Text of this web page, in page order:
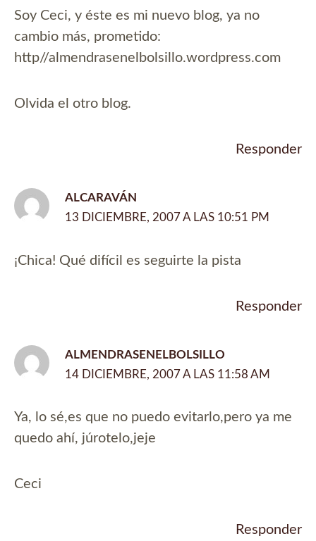
Soy Ceci, y éste es mi nuevo blog, ya no
cambio más, prometido:
http//almendrasenelbolsillo.wordpress.com
Olvida el otro blog.
Responder
ALCARAVÁN
13 DICIEMBRE, 2007 A LAS 10:51 PM
¡Chica! Qué difícil es seguirte la pista
Responder
ALMENDRASENELBOLSILLO
14 DICIEMBRE, 2007 A LAS 11:58 AM
Ya, lo sé,es que no puedo evitarlo,pero ya me
quedo ahí, júrotelo,jeje
Ceci
Responder